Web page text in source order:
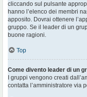
cliccando sul pulsante
hanno l’elenco dei membri
apposito. Dovrai ottenere
gruppo. Se il leader di un
buone ragioni.
Top
Come divento leader di un
I gruppi vengono creati
contatta l’amministratore via